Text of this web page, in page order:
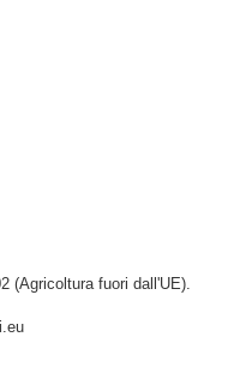
(Agricoltura fuori dall'UE).